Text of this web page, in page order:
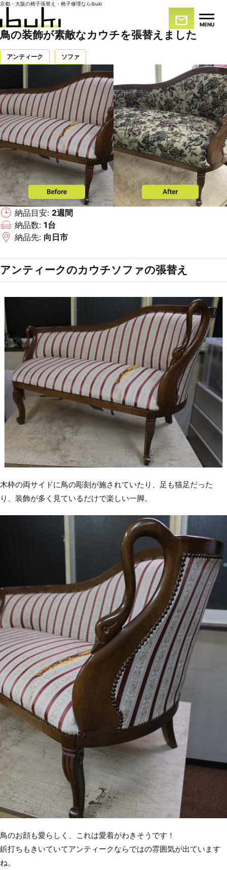
京都・大阪の椅子張替え・椅子修理ならibuki
MENU
鳥の装飾が素敵なカウチを張替えました
アンティーク ソファ
納品目安: 2週間
納品数: 1台
納品先: 向日市
アンティークのカウチソファの張替え
木枠の両サイドに鳥の彫刻が施されていたり、足も猫足だった
り、装飾が多く見ているだけで楽しい一脚。
鳥のお顔も愛らしく、これは愛着がわきそうです！
鋲打ちもきいていてアンティークならではの雰囲気が出ています
ね。